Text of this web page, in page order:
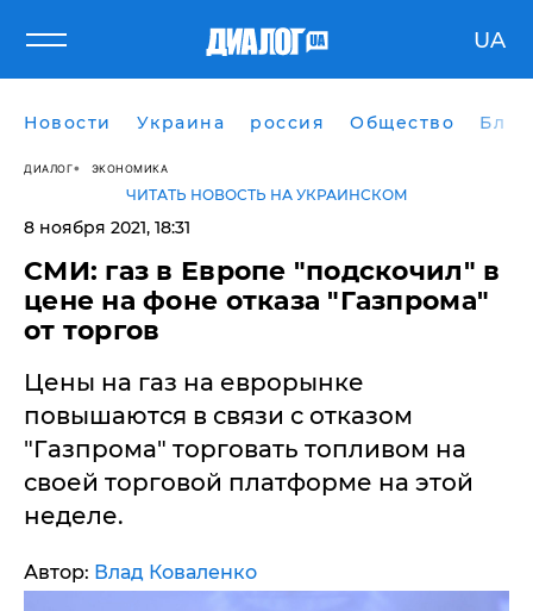
UA
Новости Украина россия Общество
ДИАЛОГ ЭКОНОМИКА
ЧИТАТЬ НОВОСТЬ НА УКРАИНСКОМ
8 ноября 2021, 18:31
СМИ: газ в Европе "подскочил" в
цене на фоне отказа "Газпрома"
от торгов
Цены на газ на еврорынке
повышаются в связи с отказом
"Газпрома" торговать топливом на
своей торговой платформе на этой
неделе.
Автор: Влад Коваленко